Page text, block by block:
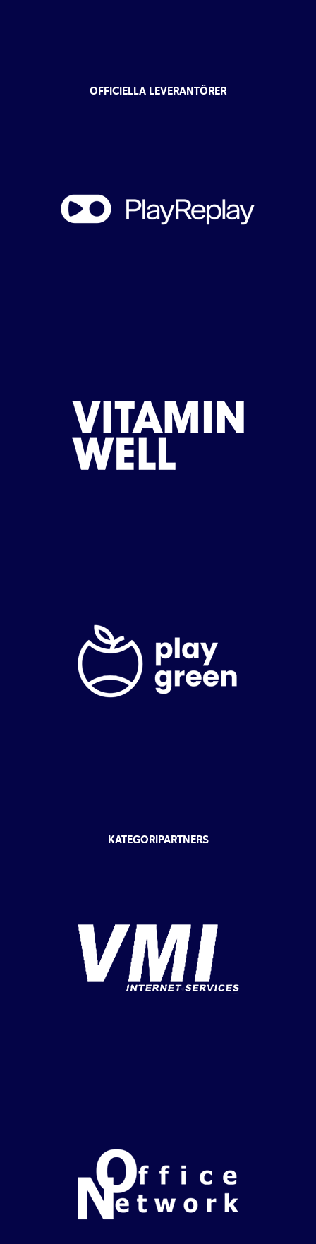
OFFICIELLA LEVERANTÖRER
KATEGORIPARTNERS